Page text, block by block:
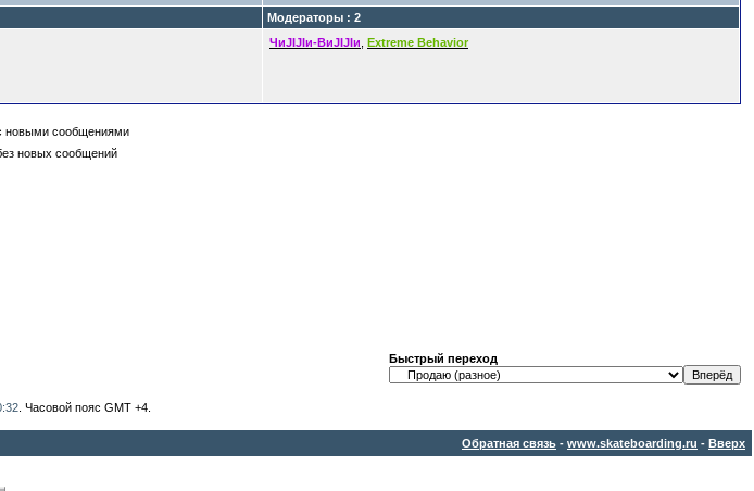
Модераторы : 2
ЧиJIJIи-ВиJIJIи Extreme Behavior
новыми сообщениями
новых сообщений
Быстрый переход
. Часовой пояс GMT +4.
Обратная связь - www.skateboarding.ru - Вверх